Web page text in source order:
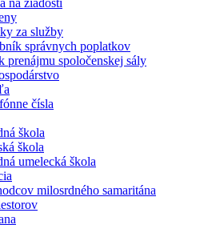
na žiadosti
za služby
správnych poplatkov
prenájmu spoločenskej sály
čísla
škola
škola
umelecká škola
milosrdného samaritána